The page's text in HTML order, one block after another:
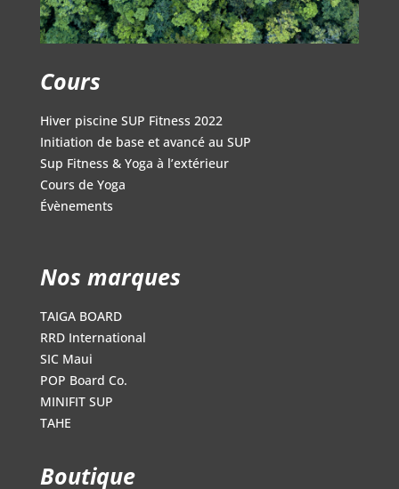
Cours
Hiver piscine SUP Fitness 2022
Initiation de base et avancé au SUP
Sup Fitness & Yoga à l’extérieur
Cours de Yoga
Évènements
Nos marques
TAIGA BOARD
RRD International
SIC Maui
POP Board Co.
MINIFIT SUP
TAHE
Boutique